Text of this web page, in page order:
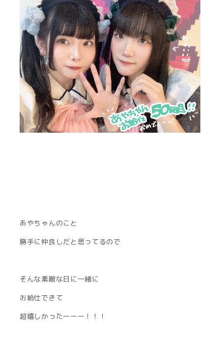
あやちゃんのこと
勝手に仲良しだと思ってるので
そんな素敵な日に一緒に
お給仕できて
超嬉しかったーーー！！！